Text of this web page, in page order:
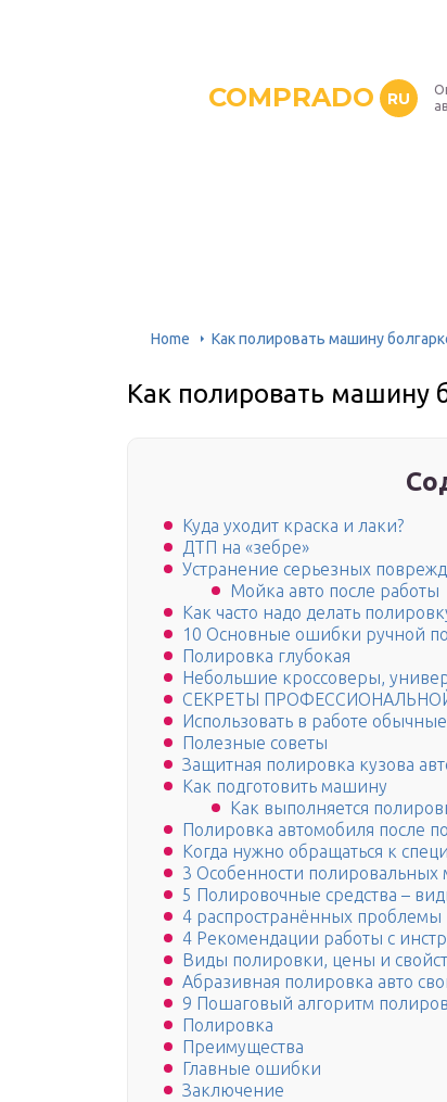
COMPRADO RU
Home Как полировать машину
Как полировать машину
Куда уходит краска и лаки?
ДТП на «зебре»
Устранение серьезных
Мойка авто после работы
Как часто надо делать
10 Основные ошибки ручной
Полировка глубокая
Небольшие кроссоверы,
СЕКРЕТЫ
Использовать в работе
Полезные советы
Защитная полировка кузова
Как подготовить машину
Как выполняется
Полировка автомобиля после
Когда нужно обращаться к
3 Особенности
5 Полировочные средства –
4 распространённых
4 Рекомендации работы с
Виды полировки, цены и
Абразивная полировка авто
9 Пошаговый алгоритм
Полировка
Преимущества
Главные ошибки
Заключение